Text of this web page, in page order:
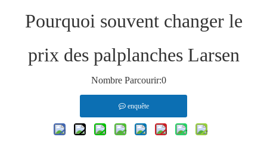
Pourquoi souvent changer le
prix des palplanches Larsen
Nombre Parcourir:0
enquête